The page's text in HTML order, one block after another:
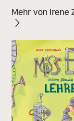
Mehr von Irene